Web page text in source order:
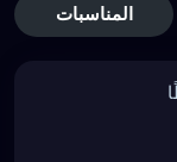
المناسبات